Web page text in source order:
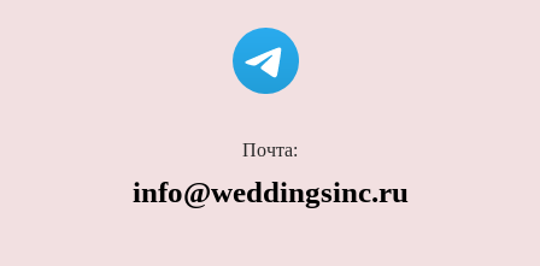
Почта:
info@weddingsinc.ru